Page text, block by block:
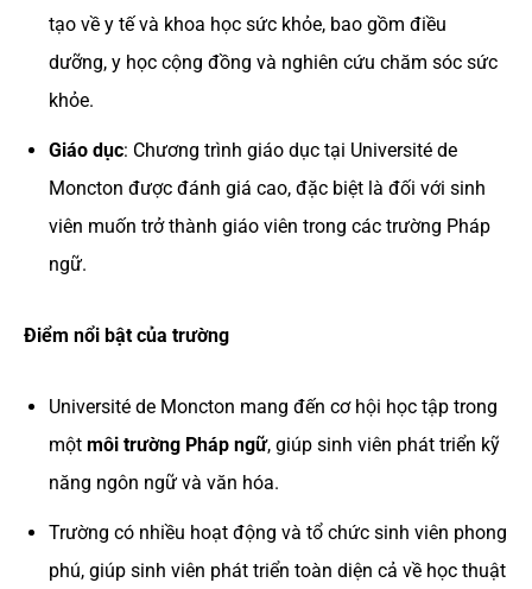
tạo về y tế và khoa học sức khỏe, bao gồm điều
dưỡng, y học cộng đồng và nghiên cứu chăm sóc sức
khỏe.
Giáo dục: Chương trình giáo dục tại Université de
Moncton được đánh giá cao, đặc biệt là đối với sinh
viên muốn trở thành giáo viên trong các trường Pháp
ngữ.
Điểm nổi bật của trường
Université de Moncton mang đến cơ hội học tập trong
một môi trường Pháp ngữ, giúp sinh viên phát triển kỹ
năng ngôn ngữ và văn hóa.
Trường có nhiều hoạt động và tổ chức sinh viên phong
phú, giúp sinh viên phát triển toàn diện cả về học thuật